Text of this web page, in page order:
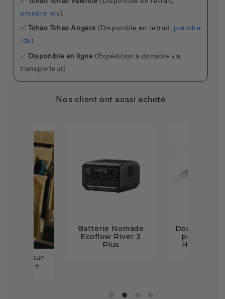
prendre rdv)
✅Tchao Tchao Angers (Disponible en retrait, prendre
rdv)
✅ Disponible en ligne (Expédition à domicile via
transporteur)
Nos client ont aussi acheté
pour
arrière ⭐️
Batterie Nomade
Ecoflow River 3
Plus
Douche
pression
Helio 11